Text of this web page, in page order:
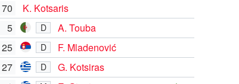
70
K. Kotsaris
5
D
A. Touba
25
D
F. Mladenović
27
D
G. Kotsiras